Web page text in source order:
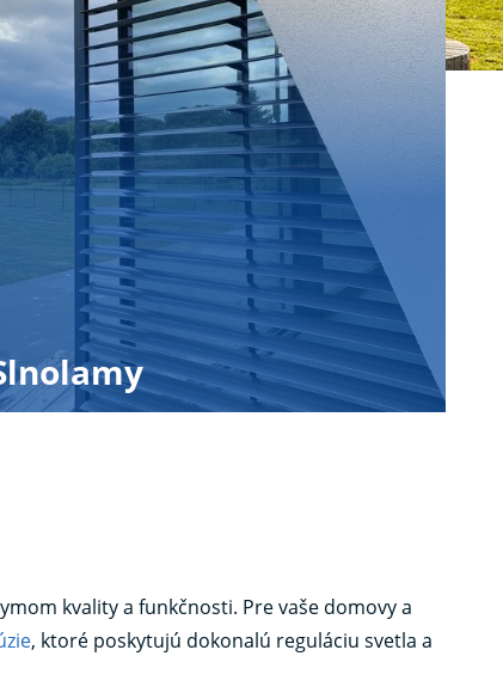
kvality a funkčnosti. Pre vaše domovy a
, ktoré poskytujú dokonalú reguláciu svetla a